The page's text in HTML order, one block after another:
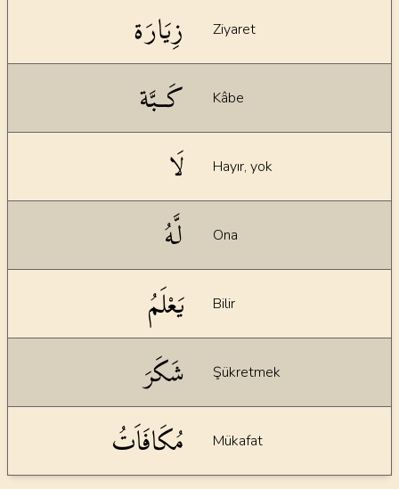
زِيَارَة Ziyaret
كَـبَّة Kâbe
لَا Hayır, yok
لَّهُ Ona
يَعْلَمُ Bilir
شَكَرَ Şükretmek
مُكَافَاَتُ Mükafat